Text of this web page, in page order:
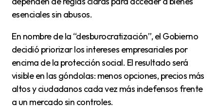
esenciales sin abusos.
En nombre de la “desburocratización”, el Gobierno
decidió priorizar los intereses empresariales por
encima de la protección social. El resultado será
visible en las góndolas: menos opciones, precios más
altos y ciudadanos cada vez más indefensos frente
a un mercado sin controles.